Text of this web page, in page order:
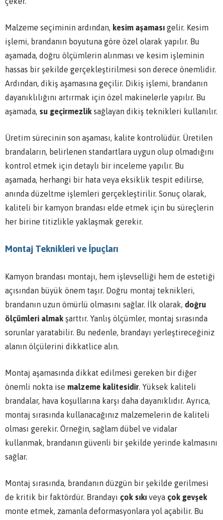
Malzeme seçiminin ardından, kesim aşaması gelir. Kesim
işlemi, brandanın boyutuna göre özel olarak yapılır. Bu
aşamada, doğru ölçümlerin alınması ve kesim işleminin
hassas bir şekilde gerçekleştirilmesi son derece önemlidir.
Ardından, dikiş aşamasına geçilir. Dikiş işlemi, brandanın
dayanıklılığını artırmak için özel makinelerle yapılır. Bu
aşamada, su geçirmezlik sağlayan dikiş teknikleri kullanılır.
Üretim sürecinin son aşaması, kalite kontrolüdür. Üretilen
brandaların, belirlenen standartlara uygun olup olmadığını
kontrol etmek için detaylı bir inceleme yapılır. Bu
aşamada, herhangi bir hata veya eksiklik tespit edilirse,
anında düzeltme işlemleri gerçekleştirilir. Sonuç olarak,
kaliteli bir kamyon brandası elde etmek için bu süreçlerin
her birine titizlikle yaklaşmak gerekir.
Montaj Teknikleri ve İpuçları
Kamyon brandası montajı, hem işlevselliği hem de estetiği
açısından büyük önem taşır. Doğru montaj teknikleri,
brandanın uzun ömürlü olmasını sağlar. İlk olarak, doğru
ölçümleri almak şarttır. Yanlış ölçümler, montaj sırasında
sorunlar yaratabilir. Bu nedenle, brandayı yerleştireceğiniz
alanın ölçülerini dikkatlice alın.
Montaj aşamasında dikkat edilmesi gereken bir diğer
önemli nokta ise malzeme kalitesidir. Yüksek kaliteli
brandalar, hava koşullarına karşı daha dayanıklıdır. Ayrıca,
montaj sırasında kullanacağınız malzemelerin de kaliteli
olması gerekir. Örneğin, sağlam dübel ve vidalar
kullanmak, brandanın güvenli bir şekilde yerinde kalmasını
sağlar.
Montaj sırasında, brandanın düzgün bir şekilde gerilmesi
de kritik bir faktördür. Brandayı çok sıkı veya çok gevşek
monte etmek, zamanla deformasyonlara yol açabilir. Bu